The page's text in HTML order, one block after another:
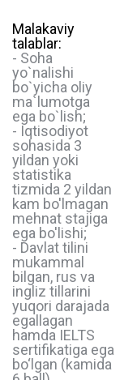
Malakaviy
talablar:
- Soha
yo`nalishi
bo`yicha oliy
ma`lumotga
ega bo`lish;
- Iqtisodiyot
sohasida 3
yildan yoki
statistika
tizmida 2 yildan
kam bo'lmagan
mehnat stajiga
ega bo'lishi;
- Davlat tilini
mukammal
bilgan, rus va
ingliz tillarini
yuqori darajada
egallagan
hamda IELTS
sertifikatiga ega
bo‘lgan (kamida